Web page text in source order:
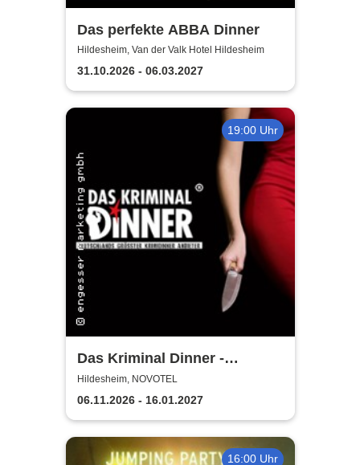
Das perfekte ABBA Dinner
Hildesheim, Van der Valk Hotel Hildesheim
31.10.2026 - 06.03.2027
19:00 Uhr
Das Kriminal Dinner -
Testament à la Carte
Hildesheim, NOVOTEL
06.11.2026 - 16.01.2027
16:00 Uhr